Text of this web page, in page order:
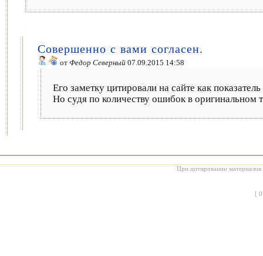
Совершенно с вами согласен.
от Федор Северный 07.09.2015 14:58
Его заметку цитировали на сайте как
Но судя по количеству ошибок в оригинальном
При цитировании материалов
[